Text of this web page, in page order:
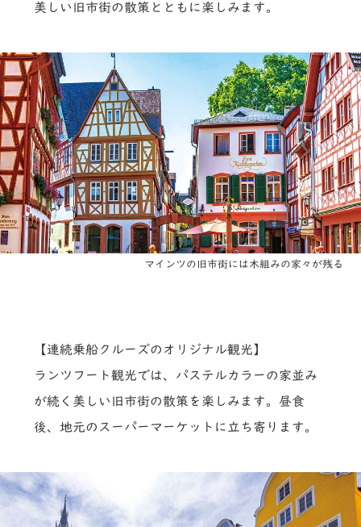
美しい旧市街の散策とともに楽しみます。
マインツの旧市街には木組みの家々が残る
【連続乗船クルーズのオリジナル観光】
ランツフート観光では、パステルカラーの家並み
が続く美しい旧市街の散策を楽しみます。昼食
後、地元のスーパーマーケットに立ち寄ります。